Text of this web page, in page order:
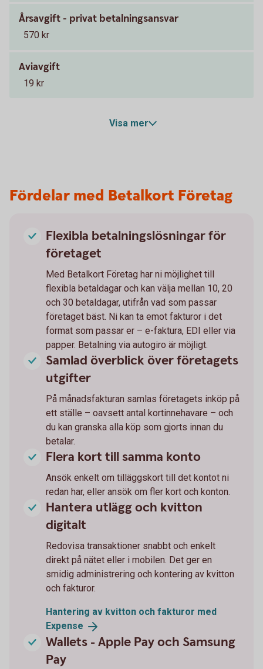
Årsavgift - privat betalningsansvar
570 kr
Aviavgift
19 kr
Visa mer
Fördelar med Betalkort Företag
Flexibla betalningslösningar för
företaget
Med Betalkort Företag har ni möjlighet till
flexibla betaldagar och kan välja mellan 10, 20
och 30 betaldagar, utifrån vad som passar
företaget bäst. Ni kan ta emot fakturor i det
format som passar er – e-faktura, EDI eller via
papper. Betalning via autogiro är möjligt.
Samlad överblick över företagets
utgifter
På månadsfakturan samlas företagets inköp på
ett ställe – oavsett antal kortinnehavare – och
du kan granska alla köp som gjorts innan du
betalar.
Flera kort till samma konto
Ansök enkelt om tilläggskort till det kontot ni
redan har, eller ansök om fler kort och konton.
Hantera utlägg och kvitton
digitalt
Redovisa transaktioner snabbt och enkelt
direkt på nätet eller i mobilen. Det ger en
smidig administrering och kontering av kvitton
och fakturor.
Hantering av kvitton och fakturor med
Expense
Wallets - Apple Pay och Samsung
Pay